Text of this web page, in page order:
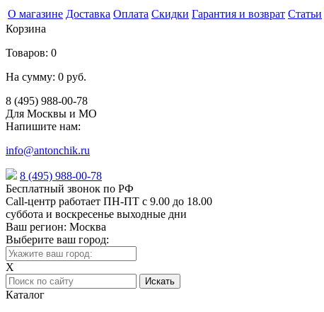
О магазине Доставка Оплата Скидки Гарантия и возврат Статьи
Корзина
Товаров: 0
На сумму: 0 руб.
8 (495) 988-00-78
Для Москвы и МО
Напишите нам:
info@antonchik.ru
8 (495) 988-00-78
Бесплатный звонок по РФ
Call-центр работает ПН-ПТ с 9.00 до 18.00
суббота и воскресенье выходные дни
Ваш регион: Москва
Выберите ваш город:
X
Каталог